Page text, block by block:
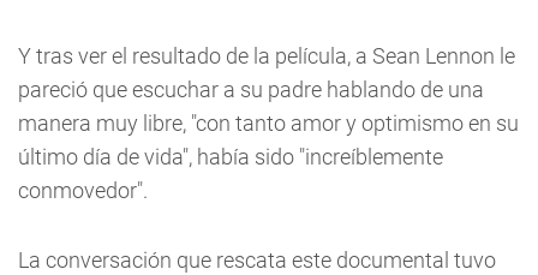
Y tras ver el resultado de la película, a Sean Lennon le
pareció que escuchar a su padre hablando de una
manera muy libre, "con tanto amor y optimismo en su
último día de vida", había sido "increíblemente
conmovedor".
La conversación que rescata este documental tuvo